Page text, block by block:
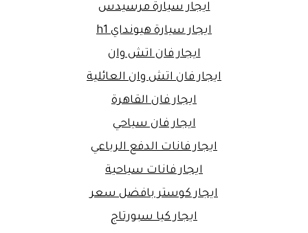
ايجار سيارة مرسيدس
ايجار سيارة هيونداي h1
ايجار فان اتش وان
ايجار فان اتش وان العائلية
ايجار فان القاهرة
ايجار فان سياحي
ايجار فانات الدفع الرباعي
ايجار فانات سياحية
ايجار كوستر بافضل سعر
ايجار كيا سبورتاج